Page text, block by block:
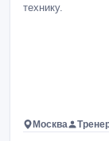
технику.
Москва